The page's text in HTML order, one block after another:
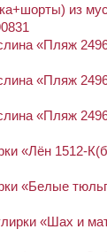
из
«Пляж
«Пляж
«Пляж
«Лён 1512-
«Белые
«Шах и